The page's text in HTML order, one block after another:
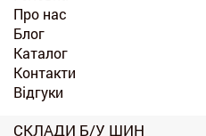
Про нас
Блог
Каталог
Контакти
Відгуки
СКЛАДИ Б/У ШИН